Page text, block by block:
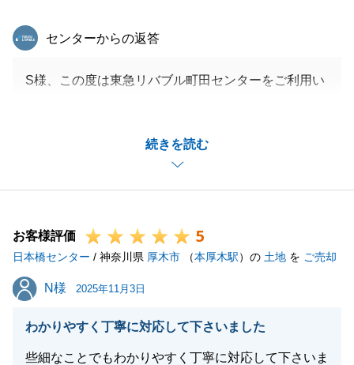
続きを読む
東急リバブル
センターからの返答
S様、この度は東急リバブル町田センターをご利用い
大変感謝しております。
S様とは今後もお付き合いをさせていただければ私と
しましても嬉しく思います。
ださいませ。
最後にはなりますが、S様の今後のご健闘とご健康を
心よりお祈り申し上げます。
誠にありがとうございました。
お客様評価 5
日本橋センター / 神奈川県 厚木市 （本厚木駅）の 土地 を ご売却
N様
N様 2025年11月3日
わかりやすく丁寧に対応して下さいました
些細なことでもわかりやすく丁寧に対応して下さいま